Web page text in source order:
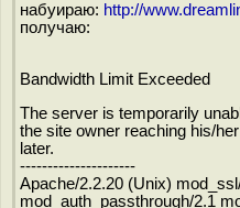
набуираю: http://
получаю:
Bandwidth Limit Exceeded
The server is temporarily
the site owner reaching his/
later.
---------------------
Apache/2.2.20 (Unix)
mod_auth_passthrough/2.1